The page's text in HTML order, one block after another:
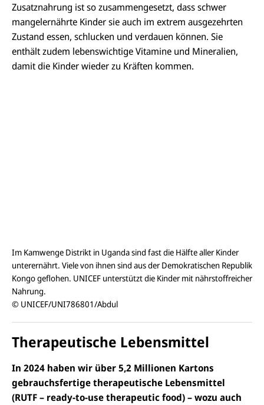
Zusatznahrung ist so zusammengesetzt, dass schwer
mangelernährte Kinder sie auch im extrem ausgezehrten
Zustand essen, schlucken und verdauen können. Sie
enthält zudem lebenswichtige Vitamine und Mineralien,
damit die Kinder wieder zu Kräften kommen.
Im Kamwenge Distrikt in Uganda sind fast die Hälfte aller Kinder
unterernährt. Viele von ihnen sind aus der Demokratischen Republik
Kongo geflohen. UNICEF unterstützt die Kinder mit nährstoffreicher
Nahrung.
© UNICEF/UNI786801/Abdul
Therapeutische Lebensmittel
In 2024 haben wir über 5,2 Millionen Kartons
gebrauchsfertige therapeutische Lebensmittel
(RUTF – ready-to-use therapeutic food) – wozu auch